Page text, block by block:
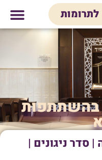
לתרומות
בהשתתפות
סדר ניגונים |